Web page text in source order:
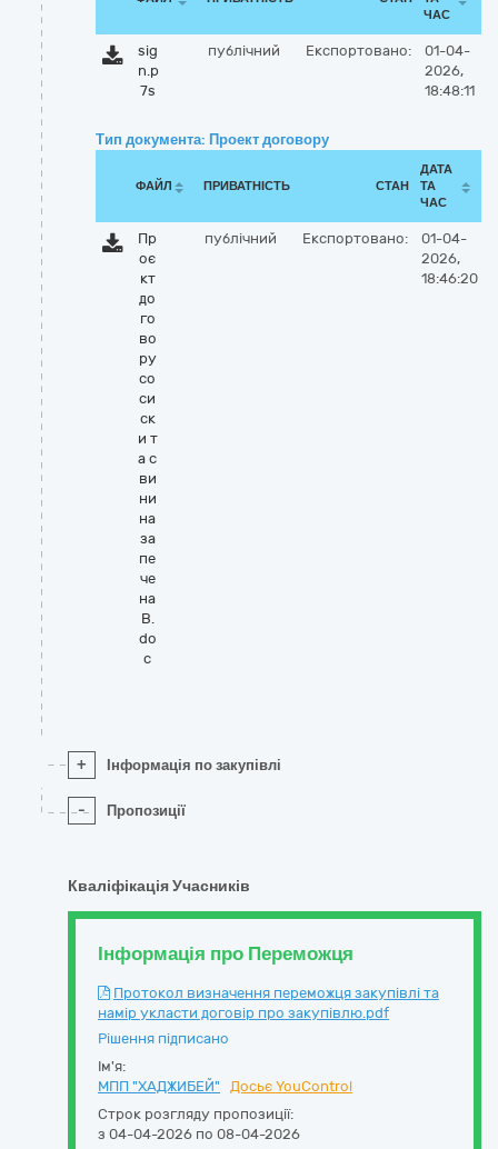
ЧАС
sig
n.p
7s
публічний Експортовано:
01-04-
2026,
18:48:11
Тип документа: Проект договору
ФАЙЛ ПРИВАТНІСТЬ СТАН
ДАТА
ТА
ЧАС
Пр
оє
кт
до
го
во
ру
со
си
ск
и т
а с
ви
ни
на
за
пе
че
на
В.
do
c
публічний Експортовано:
01-04-
2026,
18:46:20
+ Інформація по закупівлі
- Пропозиції
Кваліфікація Учасників
Інформація про Переможця
Протокол визначення переможця закупівлі та
намір укласти договір про закупівлю.pdf
Рішення підписано
Ім'я:
МПП "ХАДЖИБЕЙ"
Досьє YouControl
Строк розгляду пропозиції:
з 04-04-2026 по 08-04-2026